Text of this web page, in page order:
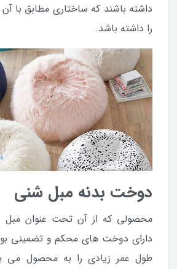
داشته باشند که ساختاری مطابق با
را داشته باشد.
دوخت بدنه مبل شنی
محصولی که از آن تحت عنوان
دارای دوخت های محکم و تضمینی
طول عمر زیادی را به محصول